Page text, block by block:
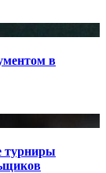
в
турниры